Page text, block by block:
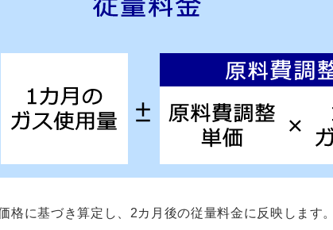
格に基づき算定し、2カ月後の従量料金に反映します